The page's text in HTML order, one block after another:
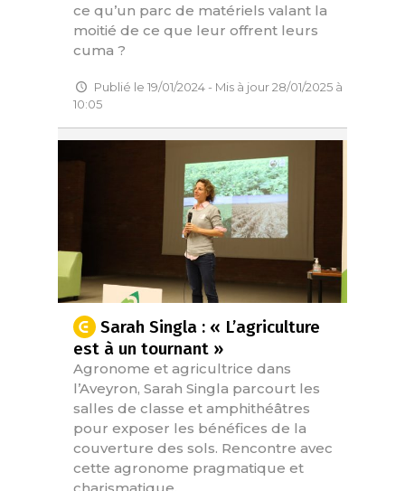
ce qu’un parc de matériels valant la
moitié de ce que leur offrent leurs
cuma ?
Publié le 19/01/2024 - Mis à jour 28/01/2025 à
10:05
Sarah Singla : « L’agriculture
est à un tournant »
Agronome et agricultrice dans
l’Aveyron, Sarah Singla parcourt les
salles de classe et amphithéâtres
pour exposer les bénéfices de la
couverture des sols. Rencontre avec
cette agronome pragmatique et
charismatique.